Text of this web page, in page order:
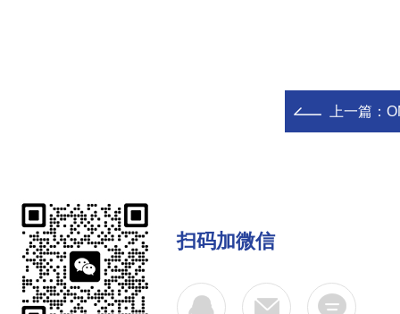
上一篇：
扫码加微信